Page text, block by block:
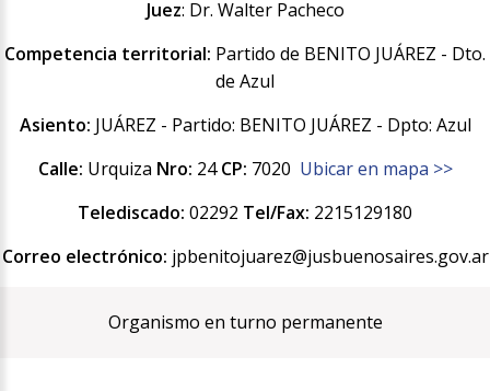
Juez: Dr. Walter Pacheco
Competencia territorial: Partido de BENITO JUÁREZ - Dto.
de Azul
Asiento: JUÁREZ - Partido: BENITO JUÁREZ - Dpto: Azul
Calle: Urquiza Nro: 24CP: 7020 Ubicar en mapa >>
Telediscado: 02292 Tel/Fax: 2215129180
Correo electrónico: jpbenitojuarez@jusbuenosaires.gov.ar
Organismo en turno permanente